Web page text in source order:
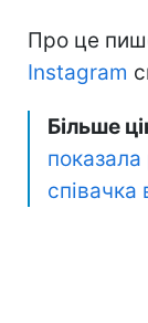
Про це
Instagram
Більше
показала
співачка